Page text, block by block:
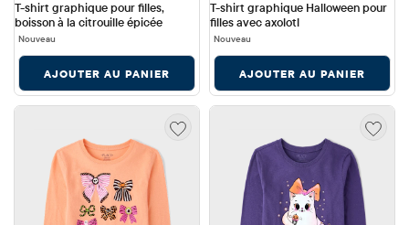
T-shirt graphique pour filles,
boisson à la citrouille épicée
Nouveau
AJOUTER AU PANIER
T-shirt graphique Halloween pour
filles avec axolotl
Nouveau
AJOUTER AU PANIER